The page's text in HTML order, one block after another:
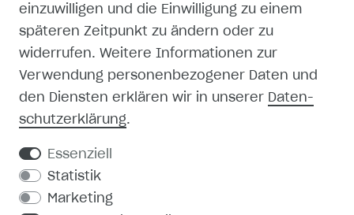
SHOP
MEIN KONTO
REGISTRIEREN
KONTAKT
PRODUKTKATALOG
einzuwilligen und die Einwilligung zu einem
späteren Zeitpunkt zu ändern oder zu
widerrufen. Weitere Informationen zur
Verwendung personenbezogener Daten und
den Diensten erklären wir in unserer Daten­
schutz­erklärung.
Essenziell
Statistik
Marketing